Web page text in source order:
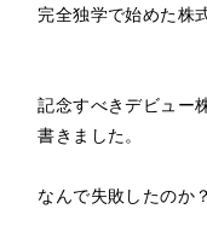
完全独学で始めた株
記念すべきデビュー株
書きました。
なんで失敗したのか？